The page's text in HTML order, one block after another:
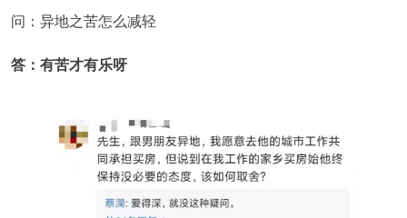
问：异地之苦怎么减轻
答：有苦才有乐呀